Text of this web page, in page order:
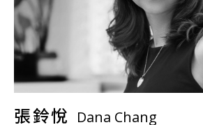
張鈴悅 Dana Chang